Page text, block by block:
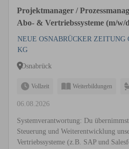
Projektmanager /
Abo- & Vertriebssysteme (m/w/
NEUE OSNABRÜCKER ZEITUNG
KG
Osnabrück
Vollzeit Weiterbildungen
06.08.2026
Systemverantwortung: Du
Steuerung und Weiterentwicklung
Vertriebssysteme (z.B. SAP und